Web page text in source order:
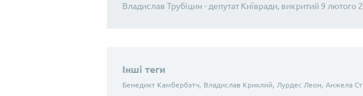
Владислав Трубіцин - депутат Київради, викритий 9 лютого
Інші теги
Бенедикт Камбербэтч, Владислав Криклий, Лурдес Леон, Анжела